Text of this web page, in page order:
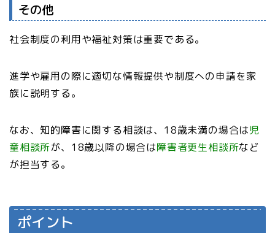
その他
社会制度の利用や福祉対策は重要である。
進学や雇用の際に適切な情報提供や制度への申請を家
族に説明する。
なお、知的障害に関する相談は、18歳未満の場合は児
童相談所が、18歳以降の場合は障害者更生相談所など
が担当する。
ポイント